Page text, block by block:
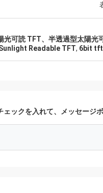
光可読 TFT、半透過型太陽
Readable TFT, 6bit
ックを入れて、メッセージ